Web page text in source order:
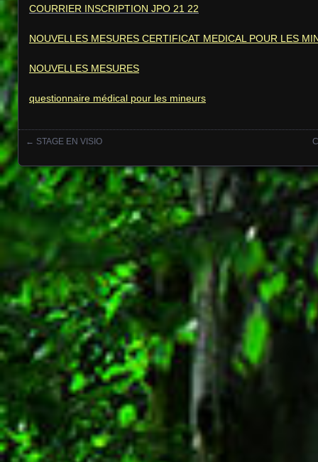
COURRIER INSCRIPTION JPO 21 22
NOUVELLES MESURES CERTIFICAT MEDICAL POUR LES
NOUVELLES MESURES
questionnaire médical pour les mineurs
← STAGE EN VISIO